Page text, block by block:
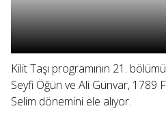
Kilit Taşı programının 21.
Seyfi Öğün ve Ali Günvar, 1789
Selim dönemini ele alıyor.